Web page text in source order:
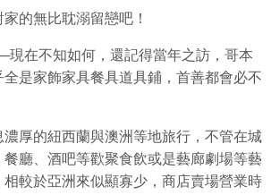
的無比耽溺留戀吧！
在不知如何，還記得當年之訪，哥本
是家飾家具餐具道具鋪，首善都會必不
厚的紐西蘭與澳洲等地旅行，不管在城
廳、酒吧等歡聚食飲或是藝廊劇場等藝
較於亞洲來似顯寡少，商店賣場營業時